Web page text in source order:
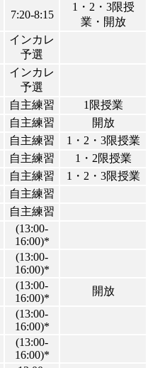
7:20-8:15
1・2・3限授
業・開放
インカレ
予選
インカレ
予選
自主練習
1限授業
自主練習
開放
自主練習
1・2・3限授業
自主練習
1・2限授業
自主練習
1・2・3限授業
自主練習
自主練習
(13:00-
16:00)*
(13:00-
16:00)*
(13:00-
16:00)*
開放
(13:00-
16:00)*
(13:00-
16:00)*